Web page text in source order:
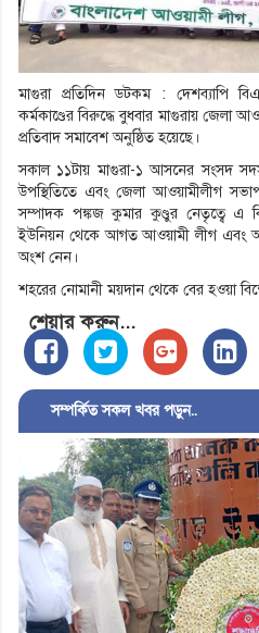
মাগুরা প্রতিদিন ডটকম : দেশব্যাপি
কর্মকাণ্ডের বিরুদ্ধে বুধবার মাগুরায় জেলা
প্রতিবাদ সমাবেশ অনুষ্ঠিত হয়েছে।
সকাল ১১টায় মাগুরা-১ আসনের সংসদ
উপস্থিতিতে এবং জেলা আওয়ামীলীগ
সম্পাদক পঙ্কজ কুমার কুণ্ডুর নেতৃত্বে এ
ইউনিয়ন থেকে আগত আওয়ামী লীগ এবং
অংশ নেন।
শহরের নোমানী ময়দান থেকে বের হওয়া
শেয়ার করুন...
সম্পর্কিত সকল খবর পড়ুন..